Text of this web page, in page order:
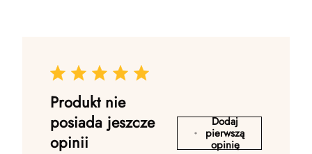
Produkt nie
posiada jeszcze
opinii
Dodaj
pierwszą
opinię